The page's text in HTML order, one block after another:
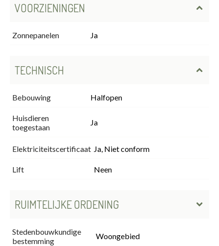
VOORZIENINGEN
Zonnepanelen Ja
TECHNISCH
Bebouwing Halfopen
Huisdieren
toegestaan
Ja
Elektriciteitscertificaat Ja, Niet conform
Lift Neen
RUIMTELIJKE ORDENING
Stedenbouwkundige
bestemming
Woongebied